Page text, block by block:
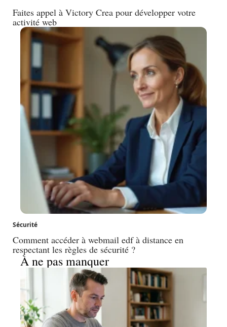
Faites appel à Victory Crea pour développer votre
activité web
Sécurité
Comment accéder à webmail edf à distance en
respectant les règles de sécurité ?
À ne pas manquer